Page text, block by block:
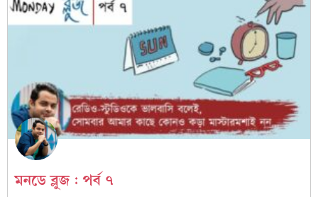
মনডে ব্লুজ : পর্ব ৭